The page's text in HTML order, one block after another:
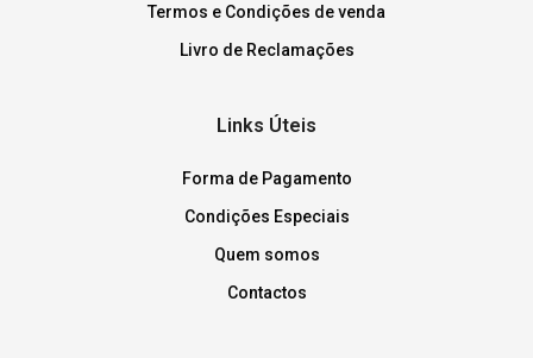
Termos e Condições de venda
Livro de Reclamações
Links Úteis
Forma de Pagamento
Condições Especiais
Quem somos
Contactos